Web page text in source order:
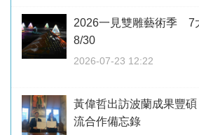
2026一見雙雕藝術季 7
8/30
2026-07-23 12:22
黃偉哲出訪波蘭成果豐
流合作備忘錄